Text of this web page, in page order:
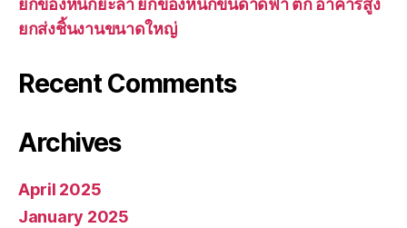
ยกของหนักยะลา ยกของหนักขึ้นดาดฟ้า ตึก อาคารสูง
ยกส่งชิ้นงานขนาดใหญ่
Recent Comments
Archives
April 2025
January 2025